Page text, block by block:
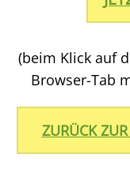
(beim Klick auf
Browser-Tab
ZURÜCK